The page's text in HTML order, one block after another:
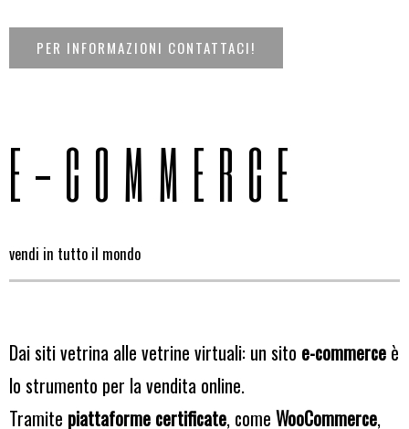
PER INFORMAZIONI CONTATTACI!
E-COMMERCE
vendi in tutto il mondo
Dai siti vetrina alle vetrine virtuali: un sito e-commerce è
lo strumento per la vendita online.
Tramite piattaforme certificate, come WooCommerce,